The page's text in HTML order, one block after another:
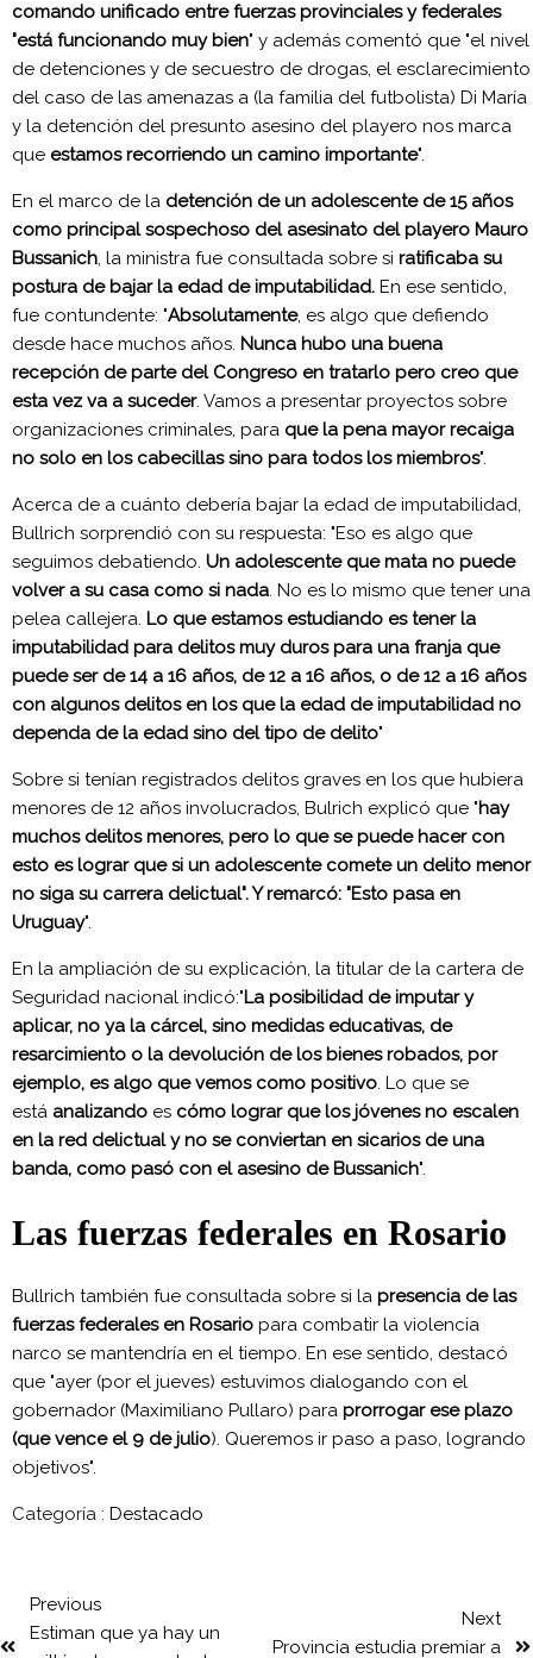
comando unificado entre fuerzas provinciales y federales
"está funcionando muy bien" y además comentó que "el nivel
de detenciones y de secuestro de drogas, el esclarecimiento
del caso de las amenazas a (la familia del futbolista) Di María
y la detención del presunto asesino del playero nos marca
que estamos recorriendo un camino importante".
En el marco de la detención de un adolescente de 15 años
como principal sospechoso del asesinato del playero Mauro
Bussanich, la ministra fue consultada sobre si ratificaba su
postura de bajar la edad de imputabilidad. En ese sentido,
fue contundente: "Absolutamente, es algo que defiendo
desde hace muchos años. Nunca hubo una buena
recepción de parte del Congreso en tratarlo pero creo que
esta vez va a suceder. Vamos a presentar proyectos sobre
organizaciones criminales, para que la pena mayor recaiga
no solo en los cabecillas sino para todos los miembros".
Acerca de a cuánto debería bajar la edad de imputabilidad,
Bullrich sorprendió con su respuesta: "Eso es algo que
seguimos debatiendo. Un adolescente que mata no puede
volver a su casa como si nada. No es lo mismo que tener una
pelea callejera. Lo que estamos estudiando es tener la
imputabilidad para delitos muy duros para una franja que
puede ser de 14 a 16 años, de 12 a 16 años, o de 12 a 16 años
con algunos delitos en los que la edad de imputabilidad no
dependa de la edad sino del tipo de delito"
Sobre si tenían registrados delitos graves en los que hubiera
menores de 12 años involucrados, Bulrich explicó que "hay
muchos delitos menores, pero lo que se puede hacer con
esto es lograr que si un adolescente comete un delito menor
no siga su carrera delictual". Y remarcó: "Esto pasa en
Uruguay".
En la ampliación de su explicación, la titular de la cartera de
Seguridad nacional indicó:"La posibilidad de imputar y
aplicar, no ya la cárcel, sino medidas educativas, de
resarcimiento o la devolución de los bienes robados, por
ejemplo, es algo que vemos como positivo. Lo que se
está analizando es cómo lograr que los jóvenes no escalen
en la red delictual y no se conviertan en sicarios de una
banda, como pasó con el asesino de Bussanich".
Las fuerzas federales en Rosario
Bullrich también fue consultada sobre si la presencia de las
fuerzas federales en Rosario para combatir la violencia
narco se mantendría en el tiempo. En ese sentido, destacó
que "ayer (por el jueves) estuvimos dialogando con el
gobernador (Maximiliano Pullaro) para prorrogar ese plazo
(que vence el 9 de julio). Queremos ir paso a paso, logrando
objetivos".
Categoría : Destacado
Previous
Estiman que ya hay un
Next
Provincia estudia premiar a